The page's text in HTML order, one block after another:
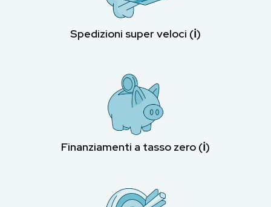
Spedizioni super veloci (ℹ︎)
Finanziamenti a tasso zero (ℹ︎)